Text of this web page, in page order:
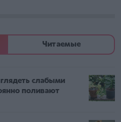
Читаемые
слабыми
поливают